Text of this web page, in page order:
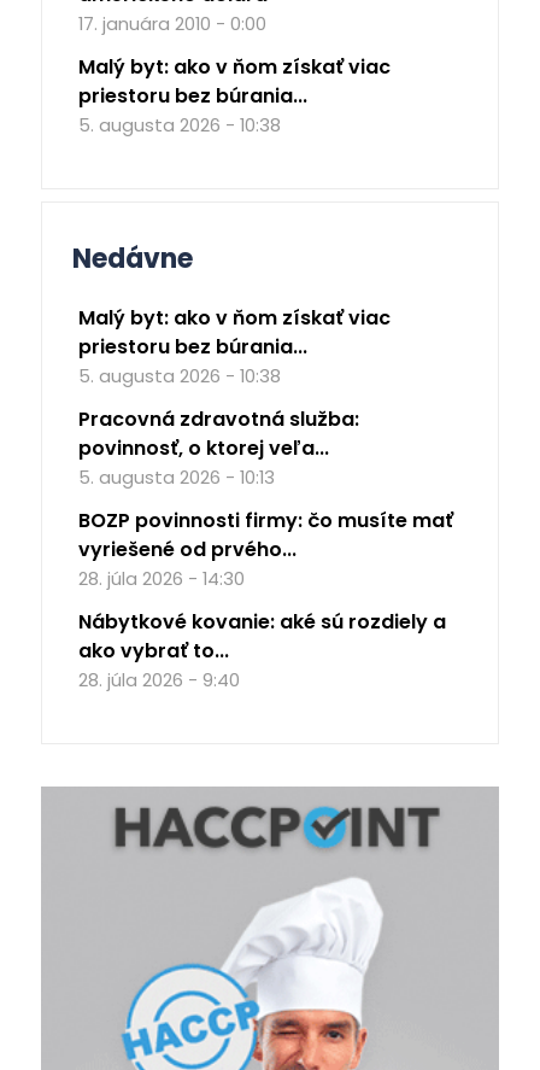
17. januára 2010 - 0:00
Malý byt: ako v ňom získať viac
priestoru bez búrania...
5. augusta 2026 - 10:38
Nedávne
Malý byt: ako v ňom získať viac
priestoru bez búrania...
5. augusta 2026 - 10:38
Pracovná zdravotná služba:
povinnosť, o ktorej veľa...
5. augusta 2026 - 10:13
BOZP povinnosti firmy: čo musíte mať
vyriešené od prvého...
28. júla 2026 - 14:30
Nábytkové kovanie: aké sú rozdiely a
ako vybrať to...
28. júla 2026 - 9:40